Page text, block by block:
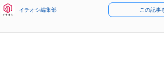
イチオシ編集部 この記事